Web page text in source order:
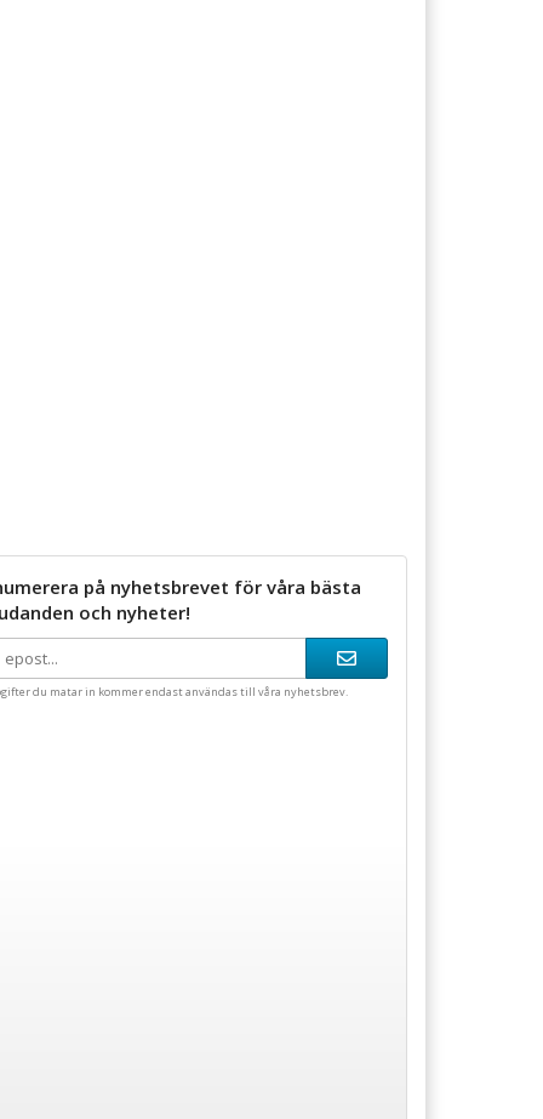
på nyhetsbrevet för våra bästa
och nyheter!
du matar in kommer endast användas till våra nyhetsbrev.